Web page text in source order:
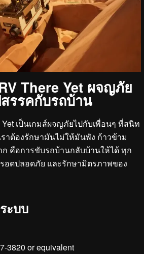
There Yet ผจญภัย
รรคกับรถบ้าน
เป็นเกมส์ผจญภัยไปกับเพื่อนๆ ที่สนิท
ราต้องรักษามันไม่ให้มันพัง ก้าวข้าม
คือการขับรถบ้านกลับบ้านให้ได้ ทุก
อดปลอดภัย และรักษามิตรภาพของ
ะบบ
3820 or equivalent